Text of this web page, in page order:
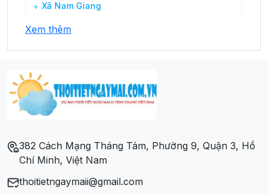
Xã Nam Giang
Xã Nam Lĩnh
Xã Nam Thái
Xem thêm
382 Cách Mạng Tháng Tám, Phường 9, Quận 3, Hồ
Chí Minh, Việt Nam
thoitietngaymaii@gmail.com